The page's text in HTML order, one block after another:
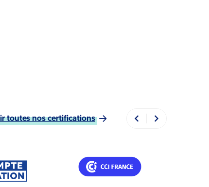
toutes nos certifications